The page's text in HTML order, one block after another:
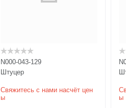
N000-043-129
Штуцер
Свяжитесь с нами насчёт цен
ы
ы